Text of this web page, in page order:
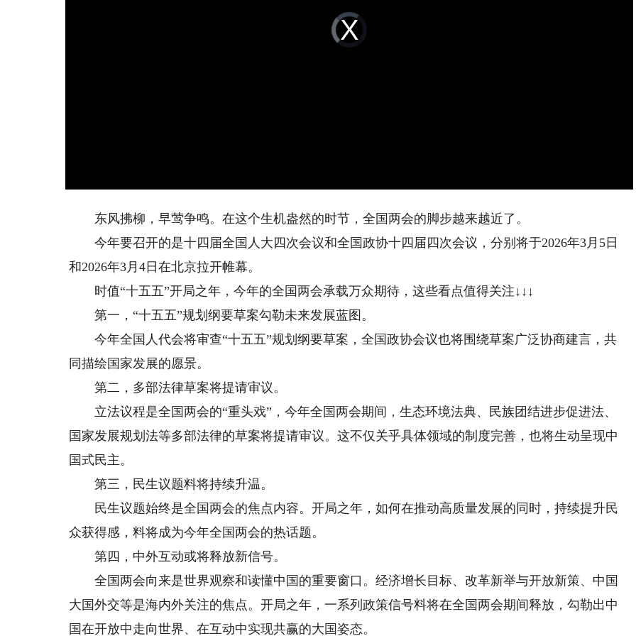
Video
Player
is
loading.
东风拂柳，早莺争鸣。在这个生机盎然的时节，全国两会的脚步越来越近了。
今年要召开的是十四届全国人大四次会议和全国政协十四届四次会议，分别将于2026年3月5日
和2026年3月4日在北京拉开帷幕。
时值“十五五”开局之年，今年的全国两会承载万众期待，这些看点值得关注↓↓↓
第一，“十五五”规划纲要草案勾勒未来发展蓝图。
今年全国人代会将审查“十五五”规划纲要草案，全国政协会议也将围绕草案广泛协商建言，共
同描绘国家发展的愿景。
第二，多部法律草案将提请审议。
立法议程是全国两会的“重头戏”，今年全国两会期间，生态环境法典、民族团结进步促进法、
国家发展规划法等多部法律的草案将提请审议。这不仅关乎具体领域的制度完善，也将生动呈现中
国式民主。
第三，民生议题料将持续升温。
民生议题始终是全国两会的焦点内容。开局之年，如何在推动高质量发展的同时，持续提升民
众获得感，料将成为今年全国两会的热话题。
第四，中外互动或将释放新信号。
全国两会向来是世界观察和读懂中国的重要窗口。经济增长目标、改革新举与开放新策、中国
大国外交等是海内外关注的焦点。开局之年，一系列政策信号料将在全国两会期间释放，勾勒出中
国在开放中走向世界、在互动中实现共赢的大国姿态。